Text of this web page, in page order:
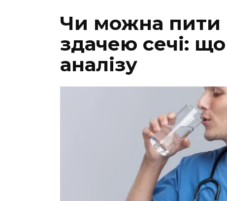
Чи можна пити
здачею сечі:
аналізу